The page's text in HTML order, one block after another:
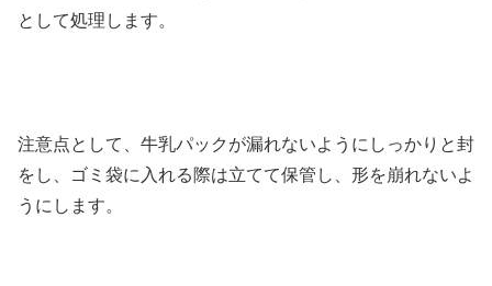
として処理します。
注意点として、牛乳パックが漏れないようにしっかりと封
をし、ゴミ袋に入れる際は立てて保管し、形を崩れないよ
うにします。